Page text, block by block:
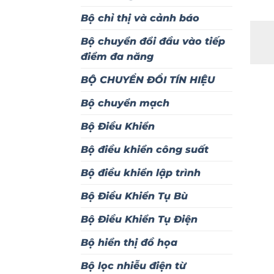
Bộ chỉ thị và cảnh báo
Bộ chuyển đổi đầu vào tiếp
điểm đa năng
BỘ CHUYỂN ĐỔI TÍN HIỆU
Bộ chuyển mạch
Bộ Điều Khiển
Bộ điều khiển công suất
Bộ điều khiển lập trình
Bộ Điều Khiển Tụ Bù
Bộ Điều Khiển Tụ Điện
Bộ hiển thị đồ họa
Bộ lọc nhiễu điện từ